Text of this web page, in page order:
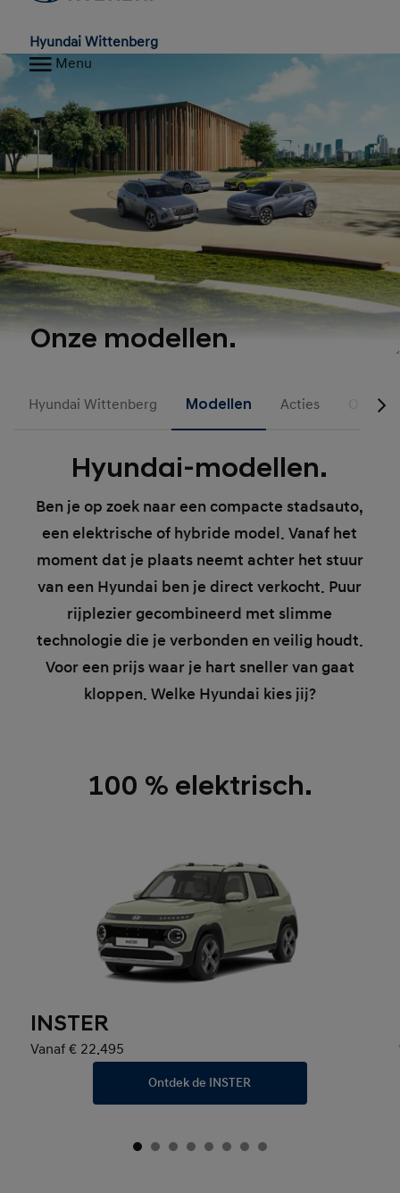
Hyundai Wittenberg
Menu
Onze modellen.
Hyundai Wittenberg Modellen Acties
Hyundai-modellen.
Ben je op zoek naar een compacte stadsauto,
een elektrische of hybride model. Vanaf het
moment dat je plaats neemt achter het stuur
van een Hyundai ben je direct verkocht. Puur
rijplezier gecombineerd met slimme
technologie die je verbonden en veilig houdt.
Voor een prijs waar je hart sneller van gaat
kloppen. Welke Hyundai kies jij?
100 % elektrisch.
INSTER
Vanaf € 22.495
Ontdek de INSTER